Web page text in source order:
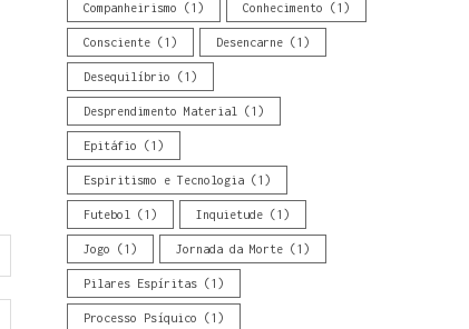
Companheirismo (1) Conhecimento (1)
Consciente(1) Desencarne(1)
Desequilíbrio (1)
Desprendimento Material (1)
Epitáfio (1)
Espiritismo e Tecnologia(1)
Futebol (1) Inquietude(1)
Jogo (1) Jornada da Morte(1)
Pilares Espíritas(1)
Processo Psíquico (1)